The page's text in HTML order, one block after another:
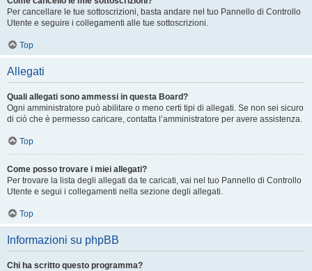
Per cancellare le tue sottoscrizioni, basta andare nel tuo Pannello di Controllo
Utente e seguire i collegamenti alle tue sottoscrizioni.
Top
Allegati
Quali allegati sono ammessi in questa Board?
Ogni amministratore può abilitare o meno certi tipi di allegati. Se non sei sicuro
di ciò che è permesso caricare, contatta l’amministratore per avere assistenza.
Top
Come posso trovare i miei allegati?
Per trovare la lista degli allegati da te caricati, vai nel tuo Pannello di Controllo
Utente e segui i collegamenti nella sezione degli allegati.
Top
Informazioni su phpBB
Chi ha scritto questo programma?